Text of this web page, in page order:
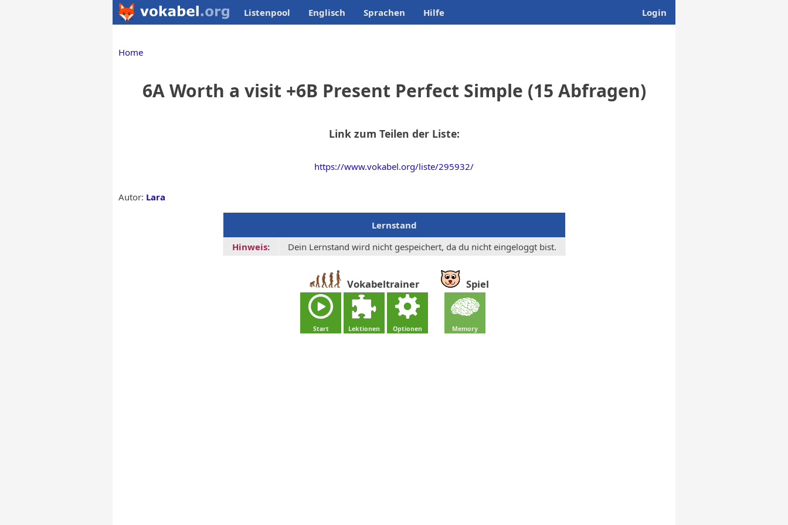
Listenpool Englisch Sprachen Hilfe Login
Home
6A Worth a visit +6B Present Perfect Simple (15 Abfragen)
Link zum Teilen der Liste:
https://www.vokabel.org/liste/295932/
Autor: Lara
Lernstand
Hinweis:
Dein Lernstand wird nicht gespeichert, da du nicht eingeloggt bist.
Vokabeltrainer
Start Lektionen Optionen
Spiel
Memory